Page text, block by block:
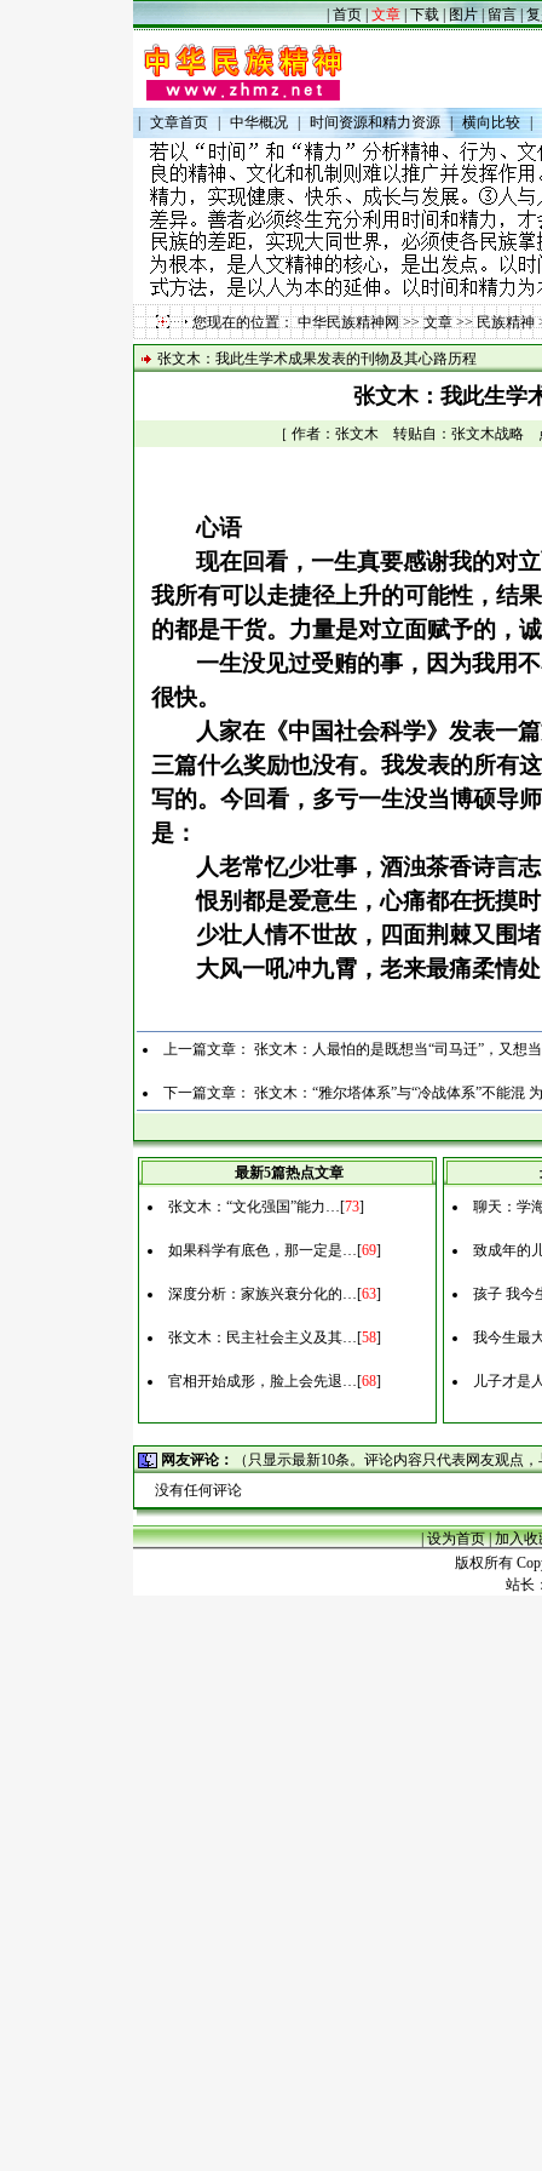
|首页|文章|下载| 图片|留言|
文章首页 中华概况 时间资源和精力资源 | 横向比较
您现在的位置：中华民族精神网>>文章>>民族精神
张文木：我此生学术成果发表的刊物及其心路历程
张文木：我此生学
［ 作者：张文木 转贴自：张文木战略
心语
现在回看，一生真要感谢我的对
我所有可以走捷径上升的可能性，结
的都是干货。力量是对立面赋予的，
一生没见过受贿的事，因为我用
很快。
人家在《中国社会科学》发表一
三篇什么奖励也没有。我发表的所有
写的。今回看，多亏一生没当博硕导
是：
人老常忆少壮事，酒浊茶香诗言
恨别都是爱意生，心痛都在抚摸
少壮人情不世故，四面荆棘又围
大风一吼冲九霄，老来最痛柔情
上一篇文章： 张文木：人最怕的是既想当“司马迁”，又想
下一篇文章： 张文木：“雅尔塔体系”与“冷战体系”不能混
最新5篇热点文章
张文木：“文化强国”能力…[73]
如果科学有底色，那一定是…[69]
深度分析：家族兴衰分化的…[63]
张文木：民主社会主义及其…[58]
官相开始成形，脸上会先退…[68]
聊天：学
致成年的
孩子 我今
我今生最
儿子才是
网友评论：
（只显示最新10条。评论内容只代表网友观点
没有任何评论
|设为首页|加入收
版权所有
站长